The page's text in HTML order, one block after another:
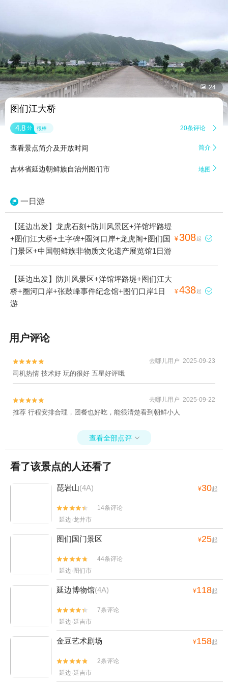
 24
图们江大桥
4.8 分 很棒 20条评论 
查看景点简介及开放时间 简介 
吉林省延边朝鲜族自治州图们市 地图 
一日游
【延边出发】龙虎石刻+防川风景区+洋馆坪路堤
+图们江大桥+土字碑+圈河口岸+龙虎阁+图们国
门景区+中国朝鲜族非物质文化遗产展览馆1日游
¥308起 
【延边出发】防川风景区+洋馆坪路堤+图们江大
桥+圈河口岸+张鼓峰事件纪念馆+图们口岸1日
游
¥438起 
用户评论

 去哪儿用户 2025-09-23
司机热情 技术好 玩的很好 五星好评哦

 去哪儿用户 2025-09-22
推荐 行程安排合理，团餐也好吃，能很清楚看到朝鲜小人
查看全部点评 
看了该景点的人还看了
琵岩山(4A) ¥30起


14条评论
延边·龙井市
图们国门景区 ¥25起


44条评论
延边·图们市
延边博物馆(4A) ¥118起


7条评论
延边·延吉市
金豆艺术剧场 ¥158起


2条评论
延边·延吉市